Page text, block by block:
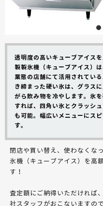
透明度の高いキューブアイス
製製氷機（キューブアイス）
業態の店舗にて活用されてい
き締まった硬い氷は、グラス
がら飲み物を冷やします。氷
すれば、四角い氷とクラッシ
も可能。幅広いメニューにス
す。
閉店や買い替え、使わなくな
氷機（キューブアイス）を高
す！
査定額にご納得いただければ
社スタッフがおこないますの